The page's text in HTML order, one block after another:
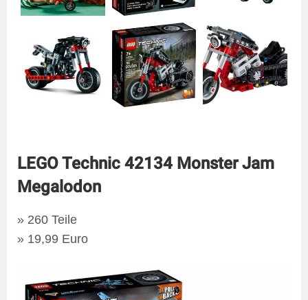
LEGO Technic 42134 Monster Jam
Megalodon
» 260 Teile
» 19,99 Euro